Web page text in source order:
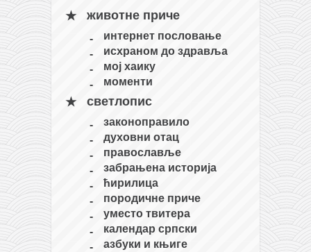
тимбеи рочин
тсунами дојо
снимци наступа
галерија клуба
контакт
бесплатна е-књига
термини тренинга
моја прича
моја прича
животне приче
интернет пословање
исхраном до здравља
мој хаику
моменти
светлопис
законоправило
духовни отац
православље
забрањена историја
ћирилица
породичне приче
уместо твитера
календар српски
азбуки и књиге